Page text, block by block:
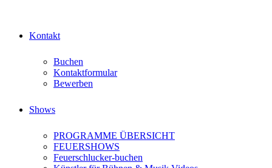
Kontakt
Buchen
Kontaktformular
Bewerben
Shows
PROGRAMME ÜBERSICHT
FEUERSHOWS
Feuerschlucker-buchen